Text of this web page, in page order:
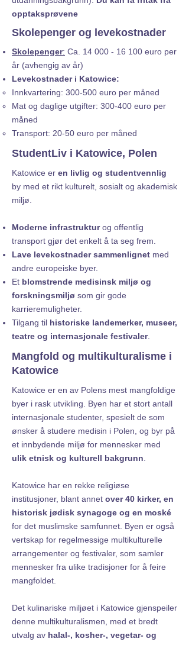
opptaksprøvene
Skolepenger og levekostnader
Skolepenger: Ca. 14 000 - 16 100 euro per
år (avhengig av år)
Levekostnader i Katowice:
Innkvartering: 300-500 euro per måned
Mat og daglige utgifter: 300-400 euro per
måned
Transport: 20-50 euro per måned
StudentLiv i Katowice, Polen
Katowice er en livlig og studentvennlig
by med et rikt kulturelt, sosialt og akademisk
miljø.
Moderne infrastrukturog offentlig
transport gjør det enkelt å ta seg frem.
Lave levekostnader sammenlignet med
andre europeiske byer.
Et blomstrende medisinsk miljø og
forskningsmiljø som gir gode
karrieremuligheter.
Tilgang til historiske landemerker, museer,
teatre og internasjonale festivaler.
Mangfold og multikulturalisme i
Katowice
Katowice er en av Polens mest mangfoldige
byer i rask utvikling. Byen har et stort antall
internasjonale studenter, spesielt de som
ønsker å studere medisin i Polen, og byr på
et innbydende miljø for mennesker med
ulik etnisk og kulturell bakgrunn
Katowice har en rekke religiøse
institusjoner, blant annet over 40 kirker, en
historisk jødisk synagoge og en moské
for det muslimske samfunnet. Byen er også
vertskap for regelmessige multikulturelle
arrangementer og festivaler, som samler
mennesker fra ulike tradisjoner for å feire
mangfoldet.
Det kulinariske miljøet i Katowice gjenspeiler
denne multikulturalismen, med et bredt
utvalg av halal-, kosher-, vegetar- og